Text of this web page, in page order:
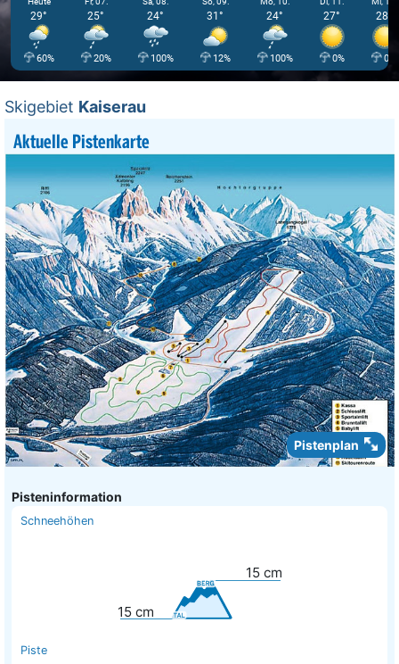
29°
60%
25°
20%
24°
100%
31°
12%
24°
100%
27°
0%
28°
0%
Skigebiet Kaiserau
Aktuelle Pistenkarte
Pistenplan
Pisteninformation
Schneehöhen
15 cm
15 cm
Piste